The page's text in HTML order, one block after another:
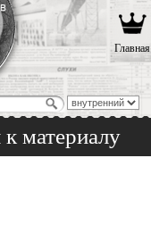
Главная
материалу